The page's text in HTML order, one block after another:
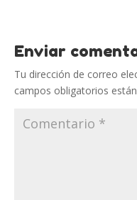
Enviar
Tu dirección de correo
campos obligatorios